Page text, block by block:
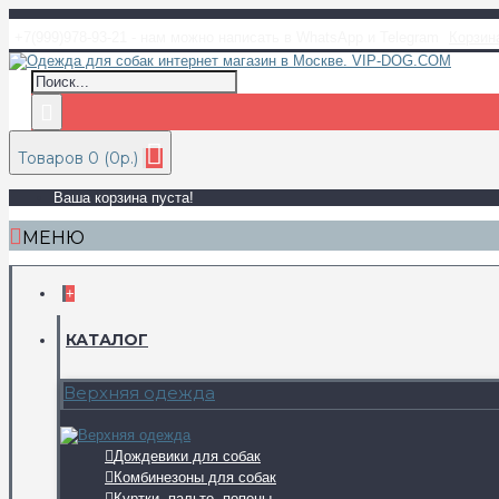
Товаров 0 (0р.)
Ваша корзина пуста!
МЕНЮ
+
КАТАЛОГ
Верхняя одежда
Дождевики для собак
Комбинезоны для собак